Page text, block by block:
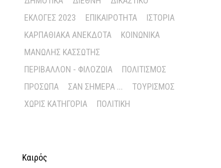
ΕΚΛΟΓΈΣ 2023
ΕΠΙΚΑΙΡΌΤΗΤΑ
ΙΣΤΟΡΊΑ
ΚΑΡΠΑΘΙΑΚΆ ΑΝΈΚΔΟΤΑ
ΚΟΙΝΩΝΙΚΆ
ΜΑΝΏΛΗΣ ΚΑΣΣΏΤΗΣ
ΠΕΡΙΒΆΛΛΟΝ - ΦΙΛΟΖΩΊΑ
ΠΟΛΙΤΙΣΜΌΣ
ΠΡΌΣΩΠΑ
ΣΑΝ ΣΉΜΕΡΑ ...
ΤΟΥΡΙΣΜΌΣ
ΧΩΡΊΣ ΚΑΤΗΓΟΡΊΑ
ΠΟΛΙΤΙΚΉ
Καιρός